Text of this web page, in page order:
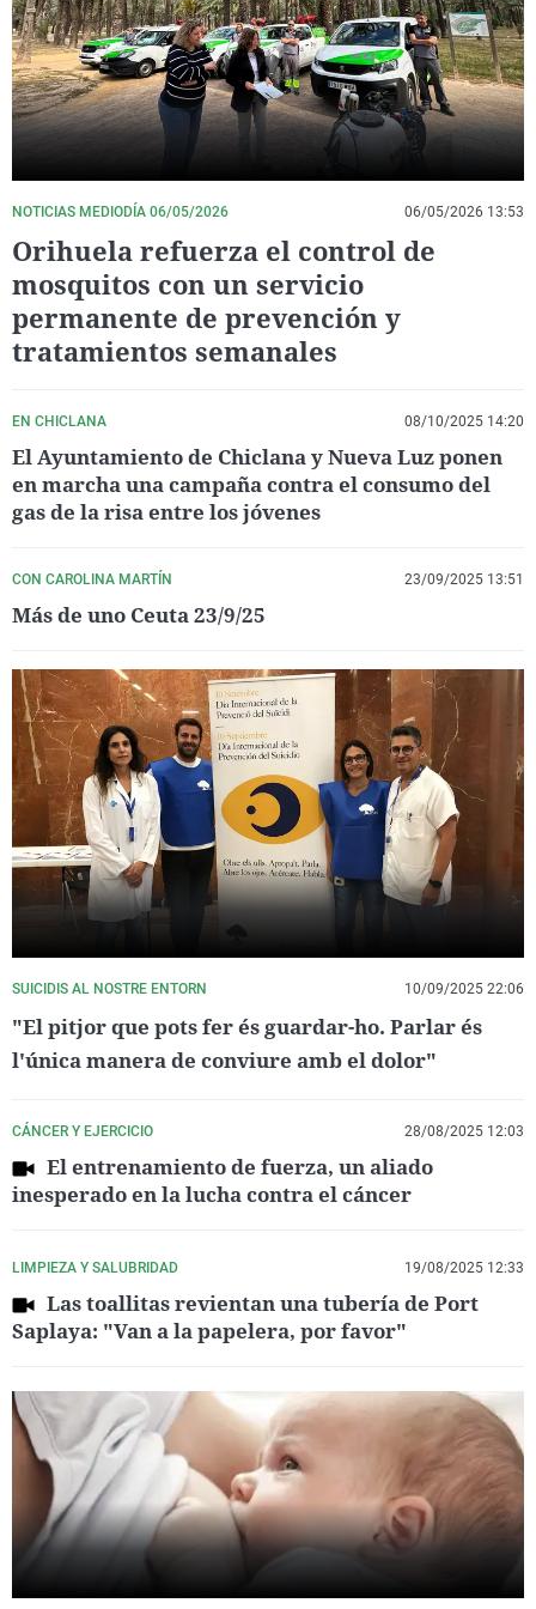
La rosa de los vientos
Gente viajera
Como el perro y el
Caso
Retornados
Equipo de
Operación Viuda
Extremadura
Galicia
La Rioja
Navarra
País Vasco
Virales
Televisión
Elecciones
NOTICIAS MEDIODÍA 06/05/2026 06/05/2026 13:53
Orihuela refuerza el control de
mosquitos con un servicio
permanente de prevención y
tratamientos semanales
EN CHICLANA 08/10/2025 14:20
El Ayuntamiento de Chiclana y Nueva Luz ponen
en marcha una campaña contra el consumo del
gas de la risa entre los jóvenes
CON CAROLINA MARTÍN 23/09/2025 13:51
Más de uno Ceuta 23/9/25
SUICIDIS AL NOSTRE ENTORN 10/09/2025 22:06
"El pitjor que pots fer és guardar-ho. Parlar és
l'única manera de conviure amb el dolor"
CÁNCER Y EJERCICIO 28/08/2025 12:03
El entrenamiento de fuerza, un aliado
inesperado en la lucha contra el cáncer
LIMPIEZA Y SALUBRIDAD 19/08/2025 12:33
Las toallitas revientan una tubería de Port
Saplaya: "Van a la papelera, por favor"